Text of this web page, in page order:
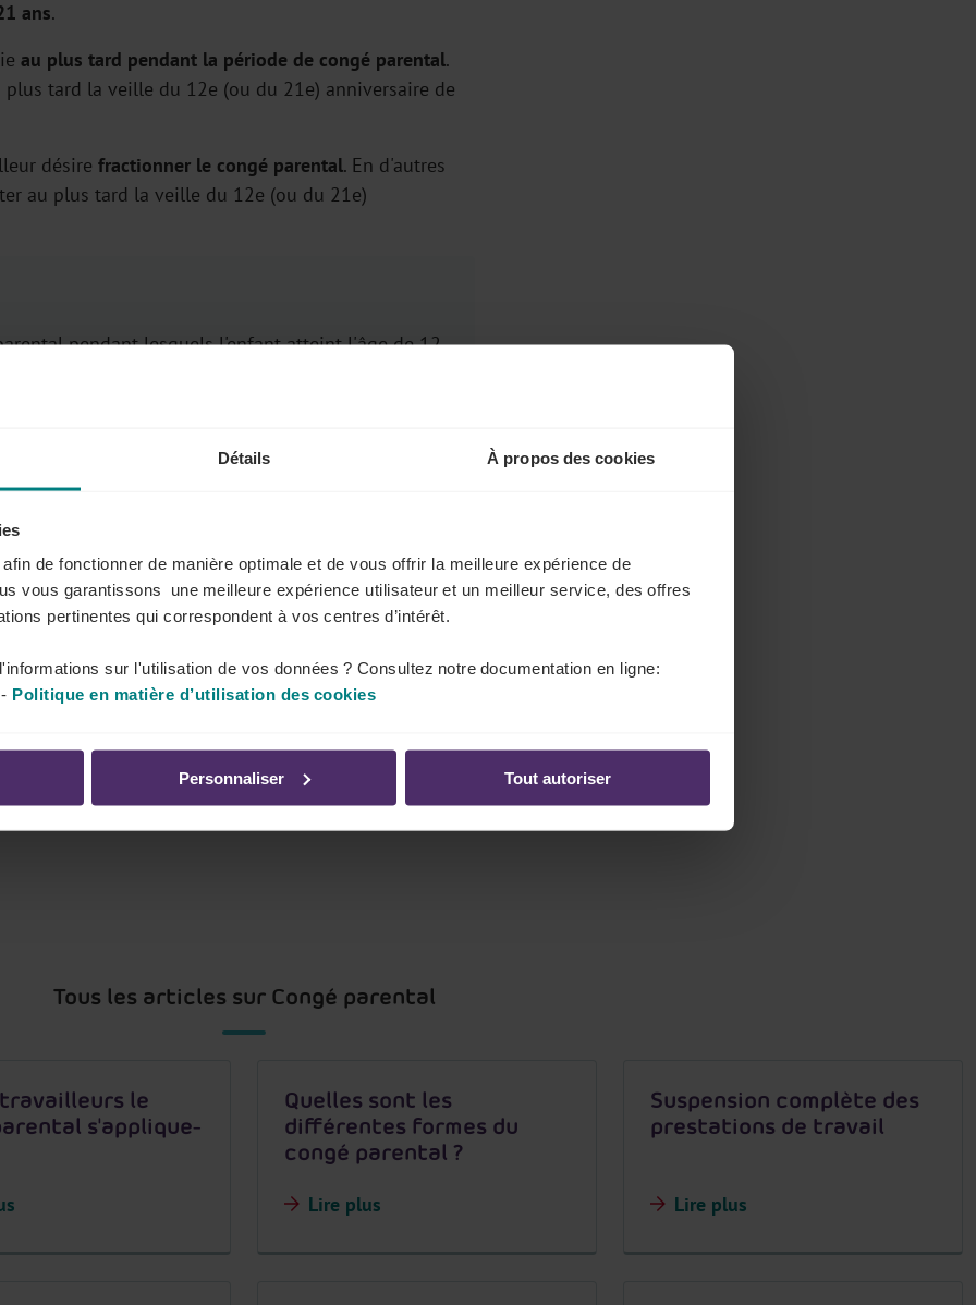
Détails À propos des cookies
de fonctionner de manière optimale et de vous offrir la meilleure expérience de
vous garantissons une meilleure expérience utilisateur et un meilleur service, des offres
pertinentes qui correspondent à vos centres d’intérêt.
sur l'utilisation de vos données ? Consultez notre documentation en ligne:
- Politique en matière d’utilisation des cookies
Personnaliser Tout autoriser
ans.
au plus tard pendant la période de congé parental.
tard la veille du 12e (ou du 21e) anniversaire de
désire fractionner le congé parental. En d'autres
au plus tard la veille du 12e (ou du 21e)
pendant lesquels l'enfant atteint l'âge de 12
pendant la première période de congé parental.
où lorsqu'il en fera la demande, l'enfant aura
si le travailleur avait demandé 4 mois consécutifs,
être dépassée
depuis le 1er juillet 2025.
bénéficier à la fois du congé parental d'accueil
classique (pour la prise en charge à plus
2019.
Tous les articles sur Congé parental
le
s'applique-
Quelles sont les
différentes formes du
congé parental ?
Lire plus
Suspension complète des
prestations de travail
Lire plus